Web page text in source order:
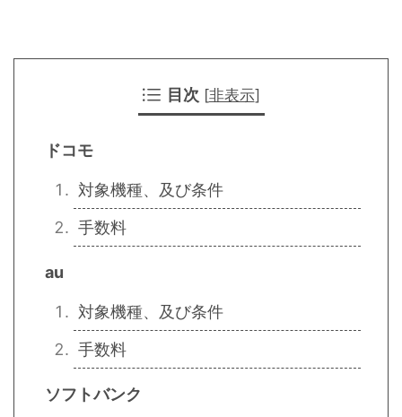
目次 [非表示]
ドコモ
対象機種、及び条件
手数料
au
対象機種、及び条件
手数料
ソフトバンク